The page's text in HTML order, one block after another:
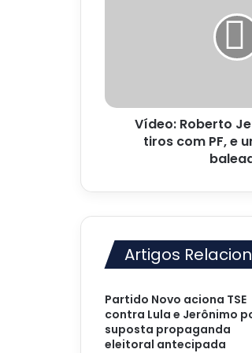
uma
policialVídeo: Roberto
tiros com PF, e
Artigos
Partido Novo aciona TSE
contra Lula e Jerônimo
suposta propaganda
eleitoral antecipada